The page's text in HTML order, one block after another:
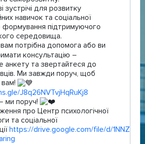
зустрічі для розвитку
навичок та соціальної
формування підтримуючого
середовища.
потрібна допомога або ви
консультацію –
анкету та звертайтеся до
Ми завжди поруч, щоб
J8q26NVTvjHqRuKj8
ми поруч!
про Центр психологічної
та соціальної
https://drive.google.com/file/d/